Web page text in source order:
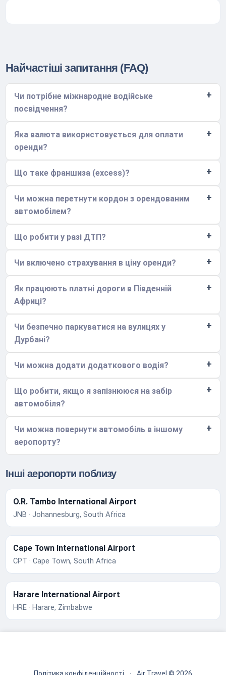
Найчастіші запитання (FAQ)
Чи потрібне міжнародне водійське
посвідчення?
Яка валюта використовується для оплати
оренди?
Що таке франшиза (excess)?
Чи можна перетнути кордон з орендованим
автомобілем?
Що робити у разі ДТП?
Чи включено страхування в ціну оренди?
Як працюють платні дороги в Південній
Африці?
Чи безпечно паркуватися на вулицях у
Дурбані?
Чи можна додати додаткового водія?
Що робити, якщо я запізнююся на забір
автомобіля?
Чи можна повернути автомобіль в іншому
аеропорту?
Інші аеропорти поблизу
O.R. Tambo International Airport
JNB · Johannesburg, South Africa
Cape Town International Airport
CPT · Cape Town, South Africa
Harare International Airport
HRE · Harare, Zimbabwe